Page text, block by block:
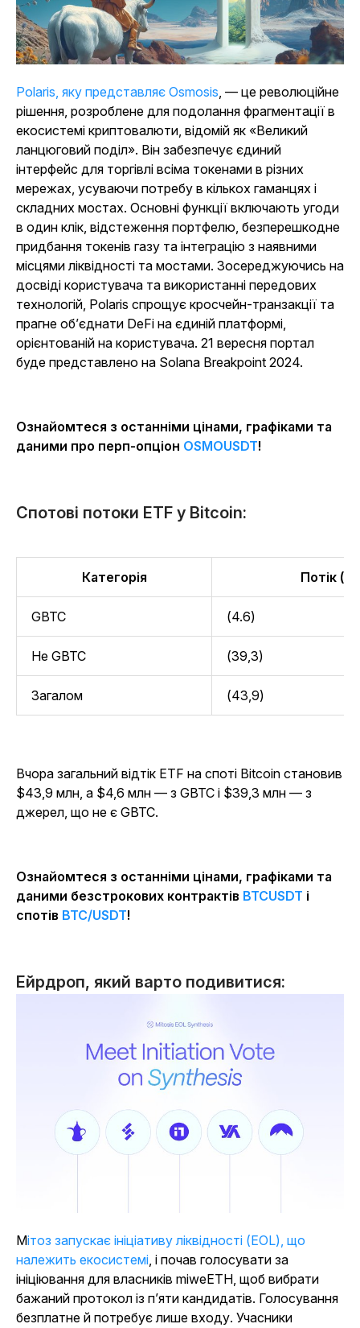
Polaris, яку представляє Osmosis , — це революційне
рішення, розроблене для подолання фрагментації в
екосистемі криптовалюти, відомій як «Великий
ланцюговий поділ». Він забезпечує єдиний
інтерфейс для торгівлі всіма токенами в різних
мережах, усуваючи потребу в кількох гаманцях і
складних мостах. Основні функції включають угоди
в один клік, відстеження портфелю, безперешкодне
придбання токенів газу та інтеграцію з наявними
місцями ліквідності та мостами. Зосереджуючись на
досвіді користувача та використанні передових
технологій, Polaris спрощує кросчейн-транзакції та
прагне об’єднати DeFi на єдиній платформі,
орієнтованій на користувача. 21 вересня портал
буде представлено на Solana Breakpoint 2024.
Ознайомтеся з останніми цінами, графіками та
даними про перп-опціон OSMOUSDT!
Спотові потоки ETF у Bitcoin:
Категорія Потік
GBTC (4.6)
Не GBTC (39,3)
Загалом (43,9)
Вчора загальний відтік ETF на споті Bitcoin становив
$43,9 млн, а $4,6 млн — з GBTC і $39,3 млн — з
джерел, що не є GBTC.
Ознайомтеся з останніми цінами, графіками та
даними безстрокових контрактів BTCUSDT і
спотів BTC/USDT!
Ейрдроп, який варто подивитися:
Мітоз запускає ініціативу ліквідності (EOL), що
належить екосистемі, і почав голосувати за
ініціювання для власників miweETH, щоб вибрати
бажаний протокол із п’яти кандидатів. Голосування
безплатне й потребує лише входу. Учасники